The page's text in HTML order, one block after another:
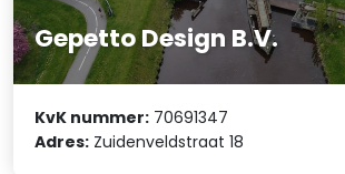
Gepetto Design B.V.
KvK nummer: 70691347
Adres: Zuidenveldstraat 18